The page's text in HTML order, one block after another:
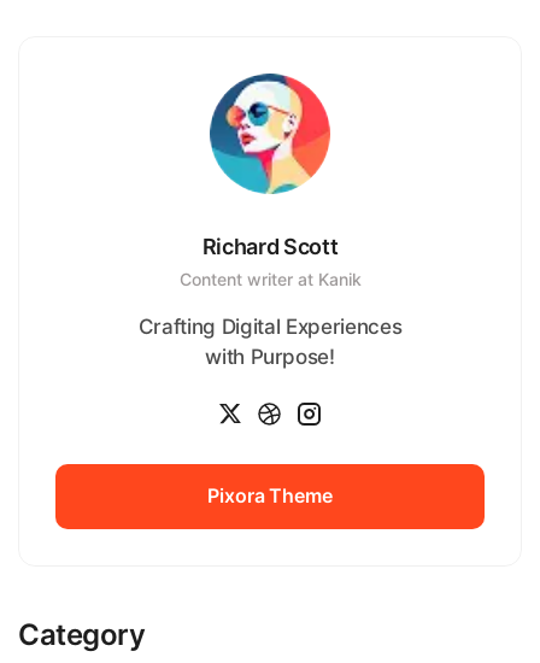
Richard Scott
Content writer at Kanik
Crafting Digital Experiences
with Purpose!
Pixora Theme
Category